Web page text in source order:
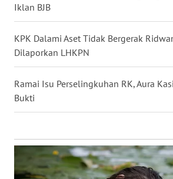
Iklan BJB
KPK Dalami Aset Tidak Bergerak
Dilaporkan LHKPN
Ramai Isu Perselingkuhan RK, Aura
Bukti
WN
NUSANTARA
WN
JOGJA
WN
JATIM
WN